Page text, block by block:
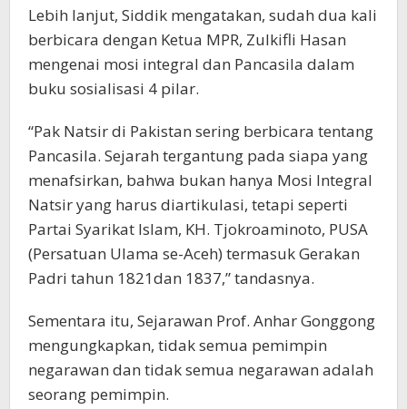
Lebih lanjut, Siddik mengatakan, sudah dua kali
berbicara dengan Ketua MPR, Zulkifli Hasan
mengenai mosi integral dan Pancasila dalam
buku sosialisasi 4 pilar.
“Pak Natsir di Pakistan sering berbicara tentang
Pancasila. Sejarah tergantung pada siapa yang
menafsirkan, bahwa bukan hanya Mosi Integral
Natsir yang harus diartikulasi, tetapi seperti
Partai Syarikat Islam, KH. Tjokroaminoto, PUSA
(Persatuan Ulama se-Aceh) termasuk Gerakan
Padri tahun 1821dan 1837,” tandasnya.
Sementara itu, Sejarawan Prof. Anhar Gonggong
mengungkapkan, tidak semua pemimpin
negarawan dan tidak semua negarawan adalah
seorang pemimpin.